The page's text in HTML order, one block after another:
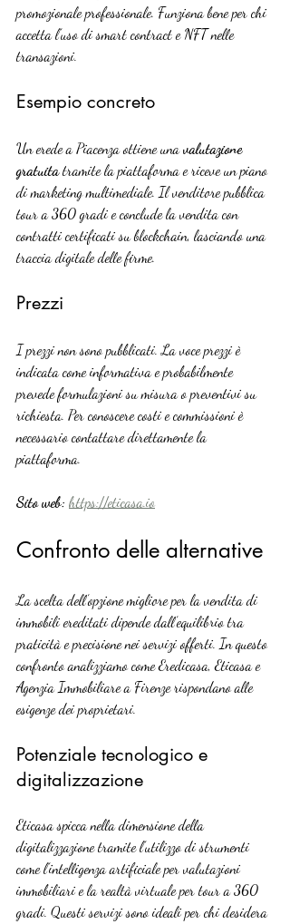
promozionale professionale. Funziona bene per chi
accetta l’uso di smart contract e NFT nelle
transazioni.
Esempio concreto
Un erede a Piacenza ottiene una valutazione
gratuita tramite la piattaforma e riceve un piano
di marketing multimediale. Il venditore pubblica
tour a 360 gradi e conclude la vendita con
contratti certificati su blockchain, lasciando una
traccia digitale delle firme.
Prezzi
I prezzi non sono pubblicati. La voce prezzi è
indicata come informativa e probabilmente
prevede formulazioni su misura o preventivi su
richiesta. Per conoscere costi e commissioni è
necessario contattare direttamente la
piattaforma.
Sito web: https://eticasa.io
Confronto delle alternative
La scelta dell’opzione migliore per la vendita di
immobili ereditati dipende dall’equilibrio tra
praticità e precisione nei servizi offerti. In questo
confronto analizziamo come Eredicasa, Eticasa e
Agenzia Immobiliare a Firenze rispondano alle
esigenze dei proprietari.
Potenziale tecnologico e
digitalizzazione
Eticasa spicca nella dimensione della
digitalizzazione tramite l’utilizzo di strumenti
come l’intelligenza artificiale per valutazioni
immobiliari e la realtà virtuale per tour a 360
gradi. Questi servizi sono ideali per chi desidera